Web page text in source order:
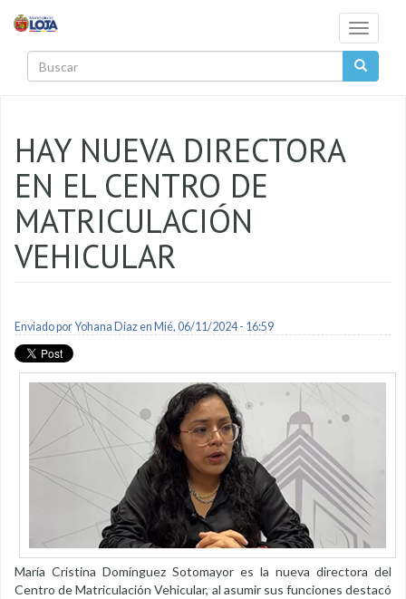
Toggle
HAY NUEVA DIRECTORA
EN EL CENTRO DE
MATRICULACIÓN
VEHICULAR
Enviado porYohana Diazen Mié, 06/11/2024 - 16:59
María Cristina Domínguez Sotomayor es la nueva directora del
Centro de Matriculación Vehicular, al asumir sus funciones destacó